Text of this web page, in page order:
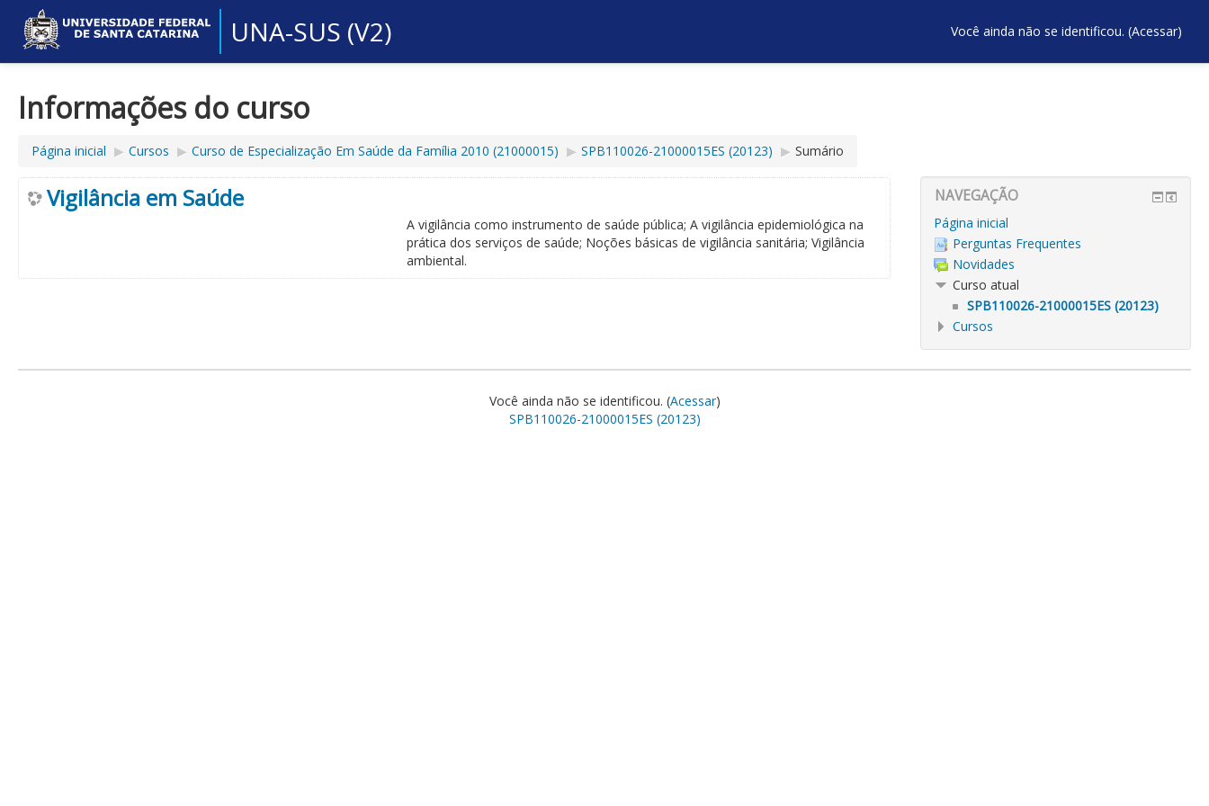
UNA-SUS (V2) Você ainda não se identificou. (Acessar)
Informações do curso
Página inicial ▶︎ Cursos ▶︎ Curso de Especialização Em Saúde da Família 2010 (21000015) ▶︎ SPB110026-21000015ES (20123) ▶︎ Sumário
Vigilância em Saúde
A vigilância como instrumento de saúde pública; A vigilância epidemiológica na
prática dos serviços de saúde; Noções básicas de vigilância sanitária; Vigilância
ambiental.
NAVEGAÇÃO
Página inicial
Perguntas Frequentes
Novidades
Curso atual
SPB110026-21000015ES (20123)
Cursos
Você ainda não se identificou. (Acessar)
SPB110026-21000015ES (20123)